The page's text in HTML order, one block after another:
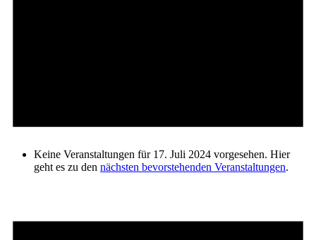
Keine Veranstaltungen für 17. Juli 2024 vorgesehen. Hier
geht es zu den nächsten bevorstehenden Veranstaltungen.